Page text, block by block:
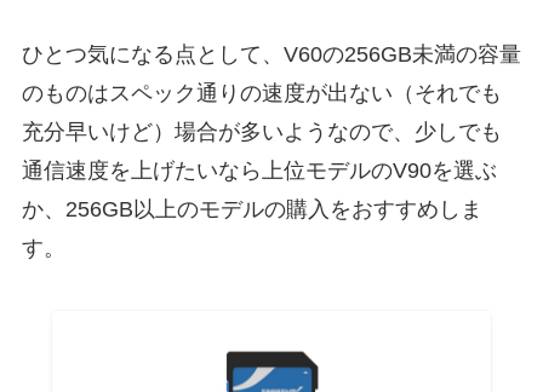
ひとつ気になる点として、V60の256GB未満の容量
のものはスペック通りの速度が出ない（それでも
充分早いけど）場合が多いようなので、少しでも
通信速度を上げたいなら上位モデルのV90を選ぶ
か、256GB以上のモデルの購入をおすすめしま
す。